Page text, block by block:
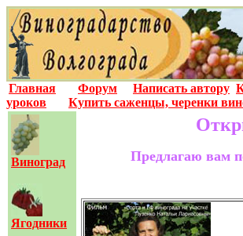
Главная Форум Написать автору
уроков
Купить саженцы, черенки
Виноград
Ягодники
Предлагаю вам